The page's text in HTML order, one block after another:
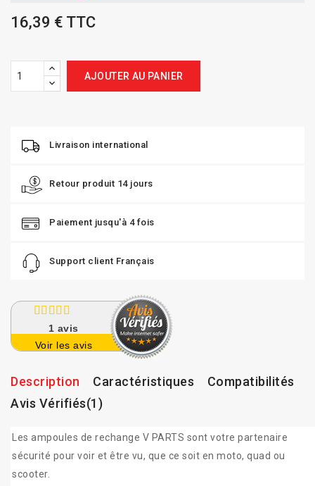
16,39 € TTC
AJOUTER AU PANIER
Livraison international
Retour produit 14 jours
Paiement jusqu'à 4 fois
Support client Français
1 avis
Voir les avis
Description Caractéristiques
Compatibilités
Avis Vérifiés(1)
Les ampoules de rechange V PARTS sont votre partenaire
sécurité pour voir et être vu, que ce soit en moto, quad ou
scooter.